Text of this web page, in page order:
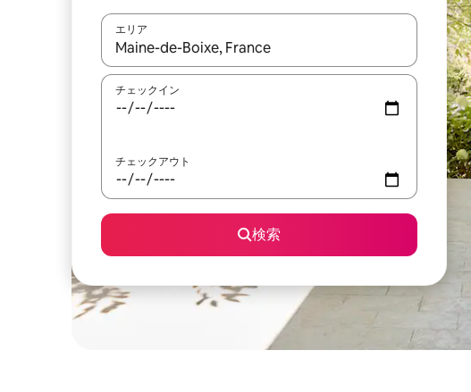
エリア
検索結果が表示されたら、上下の矢印キーを使って移動する
チェックイン
チェックアウト
検索